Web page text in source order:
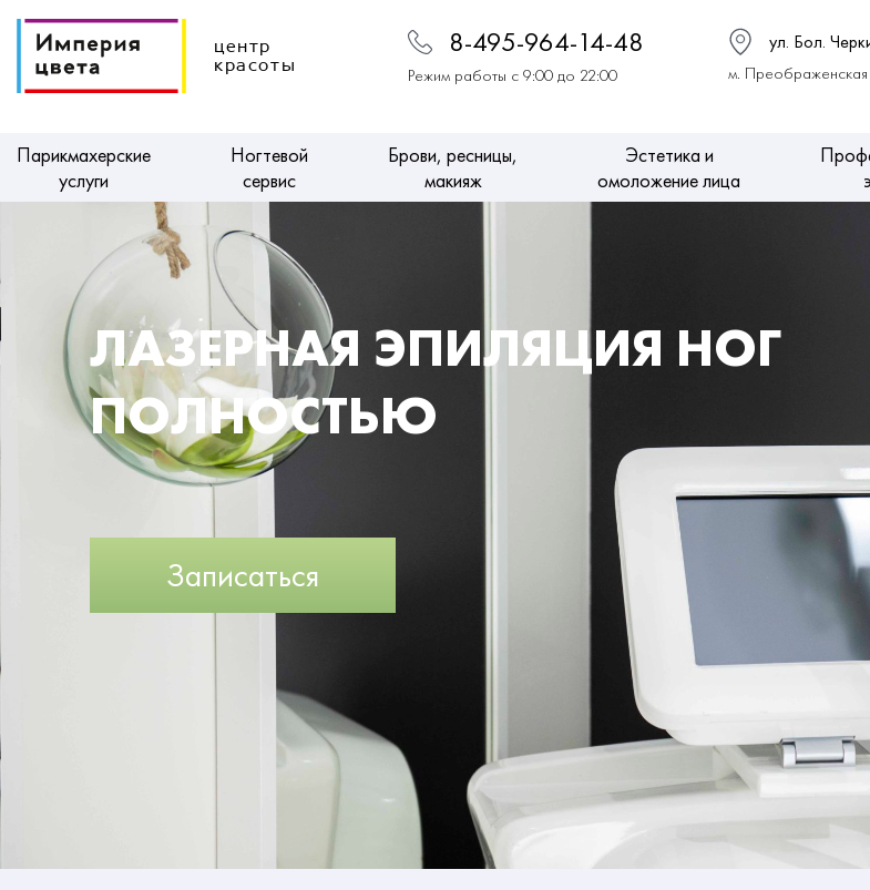
центр
красоты
8-495-964-14-48
Режим работы с 9:00 до 22:00
ул. Бол.
м.
Парикмахерские
услуги
Ногтевой
сервис
Брови, ресницы,
макияж
Эстетика и
омоложение лица
ЛАЗЕРНАЯ ЭПИЛЯЦИЯ НОГ
ПОЛНОСТЬЮ
Записаться